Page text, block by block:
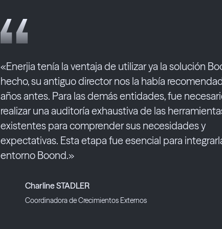
«Enerjia tenía la ventaja de utilizar ya la solución
hecho, su antiguo director nos la había
años antes. Para las demás entidades, fue
realizar una auditoría exhaustiva de las
existentes para comprender sus necesidades y
expectativas. Esta etapa fue esencial para
entorno Boond.»
Charline STADLER
Coordinadora de Crecimientos Externos